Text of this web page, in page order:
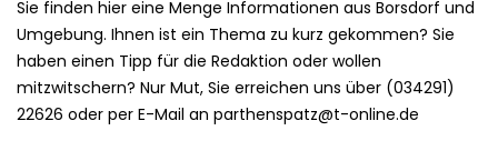
Sie finden hier eine Menge Informationen aus Borsdorf und
Umgebung. Ihnen ist ein Thema zu kurz gekommen? Sie
haben einen Tipp für die Redaktion oder wollen
mitzwitschern? Nur Mut, Sie erreichen uns über (034291)
22626 oder per E-Mail an parthenspatz@t-online.de